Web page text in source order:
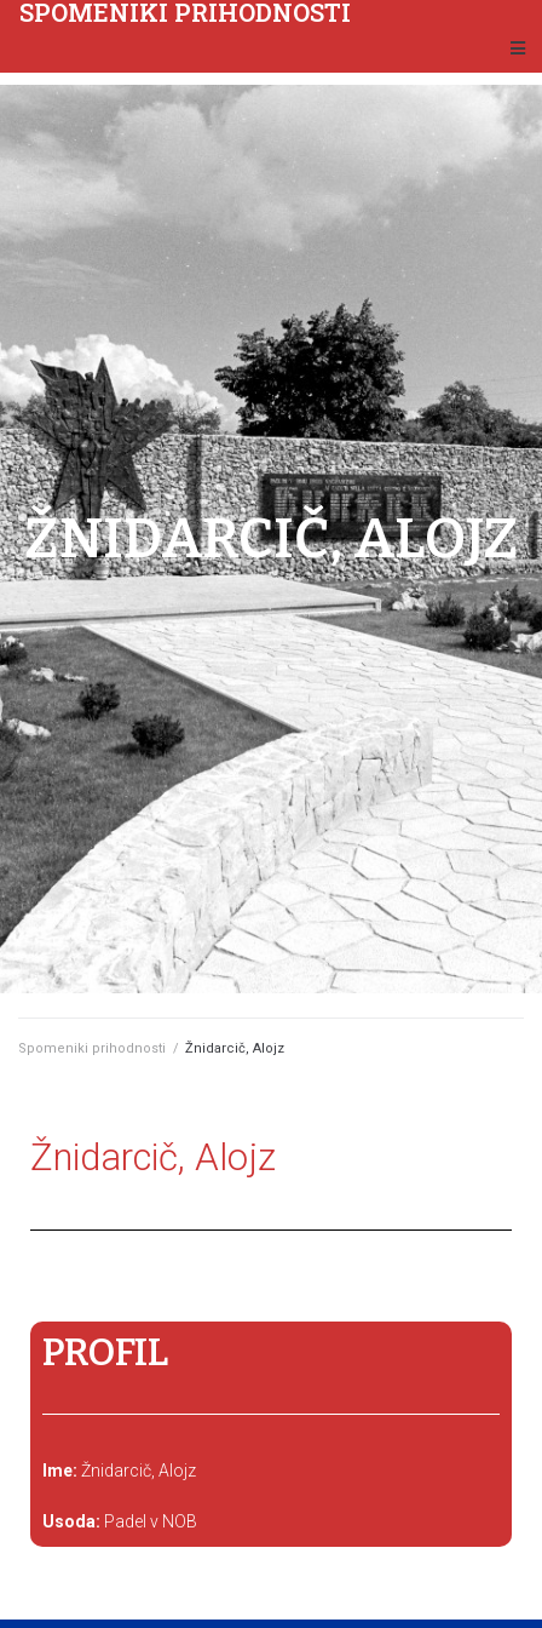
SPOMENIKI PRIHODNOSTI
ŽNIDARCIČ, ALOJZ
Spomeniki prihodnosti / Žnidarcič, Alojz
Žnidarcič, Alojz
PROFIL
Ime: Žnidarcič, Alojz
Usoda: Padel v NOB